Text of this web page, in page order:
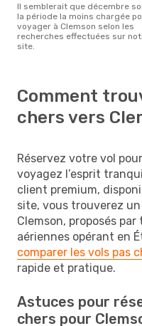
Il semblerait que décembre soit
la période la moins chargée
voyager à Clemson selon les
recherches effectuées sur
site.
Comment
chers vers
Réservez votre vol
voyagez l’esprit
client premium,
site, vous trouverez
Clemson, proposés
aériennes opérant en
comparer les vols pas
rapide et pratique.
Astuces pour
chers pour